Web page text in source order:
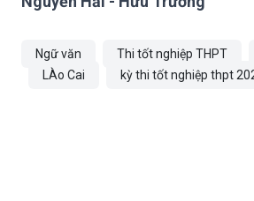
Ngữ văn Thi tốt nghiệp THPT
LÀo Cai
kỳ thi tốt nghiệp thpt